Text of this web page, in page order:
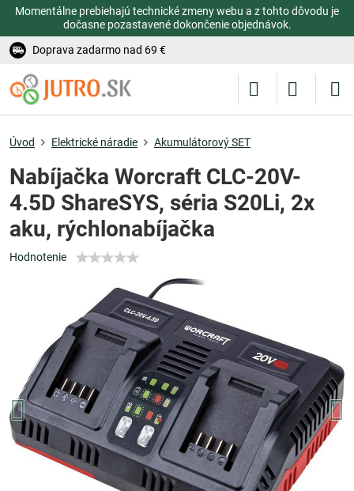
Momentálne prebiehajú technické zmeny webu a z tohto dôvodu je
dočasne pozastavené dokončenie objednávok.
Doprava zadarmo nad 69 €
Úvod Elektrické náradie Akumulátorový SET
Nabíjačka Worcraft CLC-20V-
4.5D ShareSYS, séria S20Li, 2x
aku, rýchlonabíjačka
Hodnotenie